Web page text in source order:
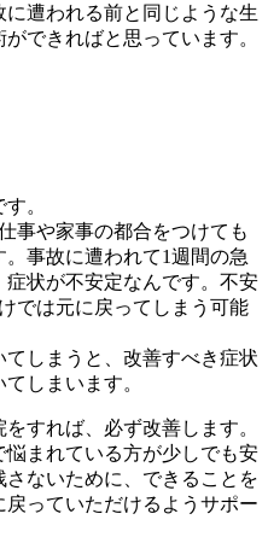
遭われる前と同じような生
できればと思っています。
。
事や家事の都合をつけても
事故に遭われて1週間の急
状が不安定なんです。不安
では元に戻ってしまう可能
しまうと、改善すべき症状
しまいます。
すれば、必ず改善します。
まれている方が少しでも安
ないために、できることを
っていただけるようサポー